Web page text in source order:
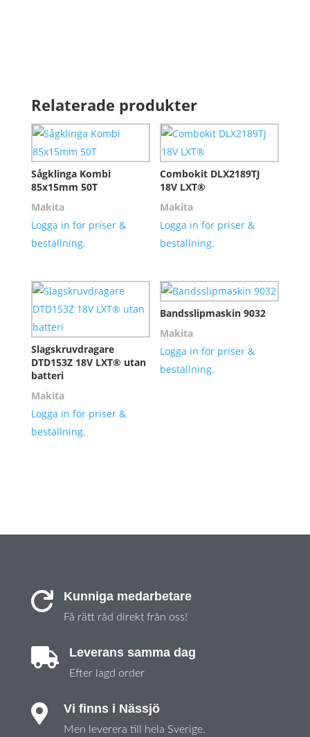
Relaterade produkter
Sågklinga Kombi
85x15mm 50T
Makita
Logga in för priser &
beställning.
Combokit DLX2189TJ
18V LXT®
Makita
Logga in för priser &
beställning.
Slagskruvdragare
DTD153Z 18V LXT® utan
batteri
Makita
Logga in för priser &
beställning.
Bandsslipmaskin 9032
Makita
Logga in för priser &
beställning.
 Kunniga medarbetare
Få rätt råd direkt från oss!
 Leverans samma dag
Efter lagd order
 Vi finns i Nässjö
Men leverera till hela Sverige.